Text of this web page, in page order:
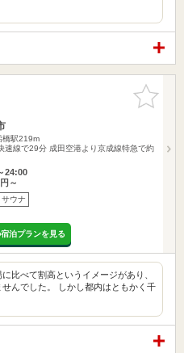
お気に入
りに追加
橋駅219m
速線で29分 成田空港より京成線特急で約
24:00
～
サウナ
泊プランを見る
比べて割高というイメージがあり、
んでした。 しかし都内はともかく千